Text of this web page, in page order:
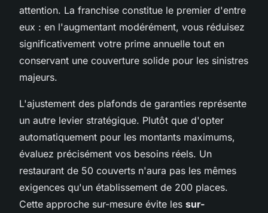
attention. La franchise constitue le premier d'entre
eux : en l'augmentant modérément, vous réduisez
significativement votre prime annuelle tout en
conservant une couverture solide pour les sinistres
majeurs.
L'ajustement des plafonds de garanties représente
un autre levier stratégique. Plutôt que d'opter
automatiquement pour les montants maximums,
évaluez précisément vos besoins réels. Un
restaurant de 50 couverts n'aura pas les mêmes
exigences qu'un établissement de 200 places.
Cette approche sur-mesure évite les sur-